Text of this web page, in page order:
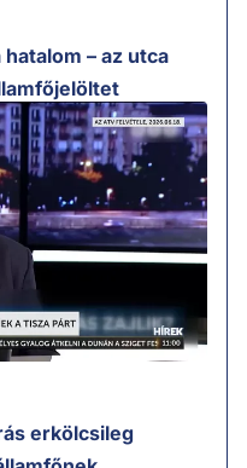
– az utca
erkölcsileg